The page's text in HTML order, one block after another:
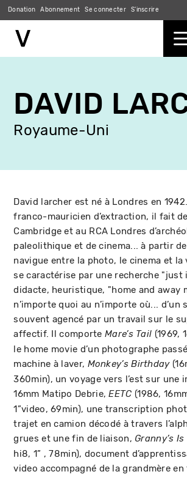
contenu
principal
Donation Abonnement Se connecter S'inscrire
DAVID
Royaume-Uni
David larcher est né à Londres en
franco-mauricien d’extraction, il fait
Cambridge et au RCA Londres
paleolithique et de cinema... à partir
navigue entre la photo, le cinema et la
se caractérise par une recherche "just
didacte, heuristique, "home and away
n’importe quoi au n’importe où... d’un
souvent agencé par un travail sur le
affectif. Il comporteMare’s Tail (1969,
le home movie d’un photographe
machine à laver, Monkey’s Birthday
360min), un voyage vers l’est sur une
16mm Matipo Debrie,EETC (1986,
1”video, 69min), une transcription
trajet en camion décodé à travers
grues et une fin de liaison, Granny’s Is
hi8, 1” , 78min), document
video accompagné de la grandmère